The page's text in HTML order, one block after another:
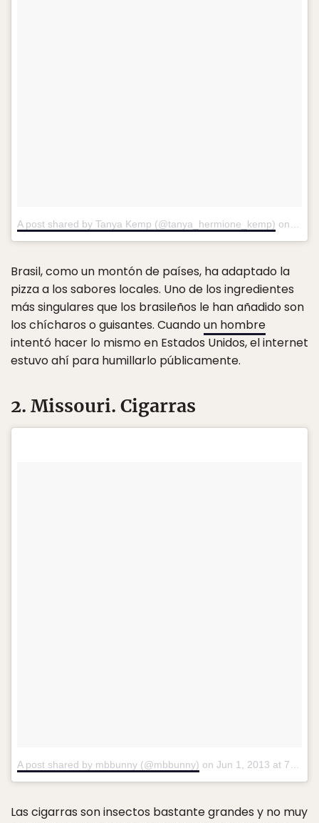
A post shared by Tanya Kemp (@tanya_hermione_kemp) on
Brasil, como un montón de países, ha adaptado la
pizza a los sabores locales. Uno de los ingredientes
más singulares que los brasileños le han añadido son
los chícharos o guisantes. Cuandoun hombre
intentó hacer lo mismo en Estados Unidos, el internet
estuvo ahí para humillarlo públicamente.
2. Missouri. Cigarras
A post shared by mbbunny (@mbbunny) on Jun 1, 2013 at 7:57pm PDT
Las cigarras son insectos bastante grandes y no muy